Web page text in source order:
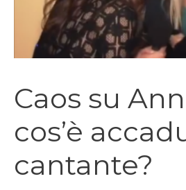
Caos su
cos’è
cantante?